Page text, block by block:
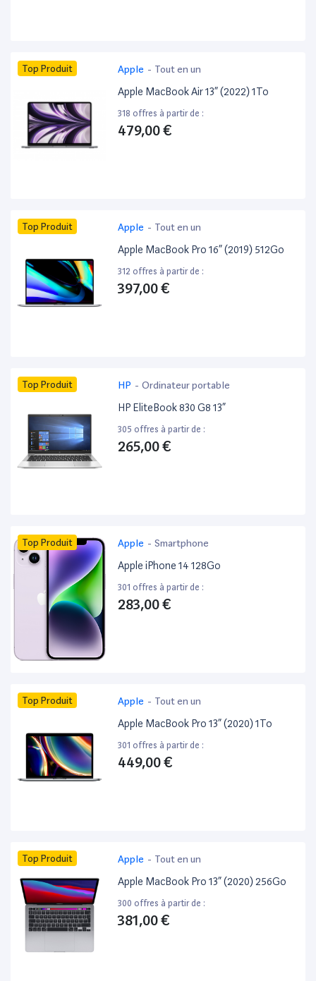
Top Produit Apple - Tout en un
Apple MacBook Air 13” (2022) 1To
318 offres à partir de :
479,00 €
Top Produit Apple - Tout en un
Apple MacBook Pro 16” (2019) 512Go
312 offres à partir de :
397,00 €
Top Produit HP - Ordinateur portable
HP EliteBook 830 G8 13”
305 offres à partir de :
265,00 €
Top Produit Apple - Smartphone
Apple iPhone 14 128Go
301 offres à partir de :
283,00 €
Top Produit Apple - Tout en un
Apple MacBook Pro 13” (2020) 1To
301 offres à partir de :
449,00 €
Top Produit Apple - Tout en un
Apple MacBook Pro 13” (2020) 256Go
300 offres à partir de :
381,00 €